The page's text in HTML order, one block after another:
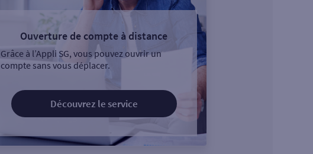
Ouverture de compte à distance
Grâce à l’Appli SG, vous pouvez ouvrir un
compte sans vous déplacer.
Découvrez le service